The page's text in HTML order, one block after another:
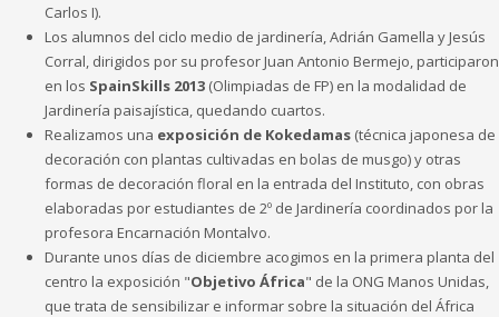
Carlos I).
Los alumnos del ciclo medio de jardinería, Adrián Gamella y Jesús
Corral, dirigidos por su profesor Juan Antonio Bermejo, participaron
en los SpainSkills 2013 (Olimpiadas de FP) en la modalidad de
Jardinería paisajística, quedando cuartos.
Realizamos una exposición de Kokedamas (técnica japonesa de
decoración con plantas cultivadas en bolas de musgo) y otras
formas de decoración floral en la entrada del Instituto, con obras
elaboradas por estudiantes de 2º de Jardinería coordinados por la
profesora Encarnación Montalvo.
Durante unos días de diciembre acogimos en la primera planta del
centro la exposición "Objetivo África" de la ONG Manos Unidas,
que trata de sensibilizar e informar sobre la situación del África